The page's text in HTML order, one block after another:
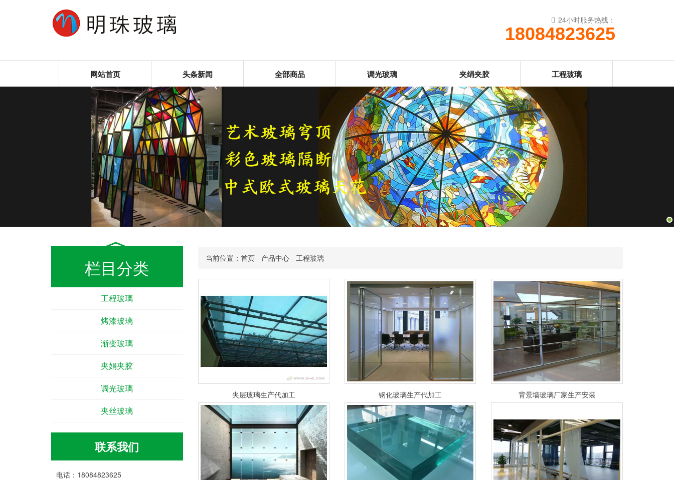
24小时服务热线：
18084823625
网站首页 头条新闻 全部商品 调光玻璃 夹绢夹胶 工程玻璃
栏目分类
工程玻璃
烤漆玻璃
渐变玻璃
夹娟夹胶
调光玻璃
夹丝玻璃
联系我们
电话：18084823625
当前位置： 首页- 产品中心- 工程玻璃
夹层玻璃生产代加工 钢化玻璃生产代加工 背景墙玻璃厂家生产安装